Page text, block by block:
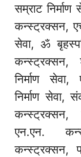
सम्राट निर्माण
कन्स्ट्रक्सन,
सेवा, ॐ
कन्स्ट्रक्सन,
निर्माण
निर्माण सेवा,
कन्स्ट्रक्सन,
एन.एन.
कन्स्ट्रक्सन,